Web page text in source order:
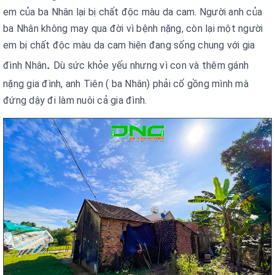
em của ba Nhân lại bị chất độc màu da cam. Người anh của
ba Nhân không may qua đời vì bệnh nặng, còn lại một người
em bị chất độc màu da cam hiện đang sống chung với gia
đình Nhân. Dù sức khỏe yếu nhưng vì con và thêm gánh
nặng gia đình, anh Tiên ( ba Nhân) phải cố gồng mình mà
đứng dậy đi làm nuôi cả gia đình.